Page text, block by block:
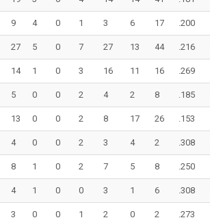
9 4 0 1 3 6 17 .200
27 5 0 7 27 13 44 .216
14 1 0 3 16 11 16 .269
5 0 0 2 4 2 8 .185
13 0 0 2 8 17 26 .153
4 0 0 2 3 4 2 .308
8 1 0 2 7 5 8 .250
4 1 0 0 3 1 6 .308
3 0 0 1 2 0 2 .273